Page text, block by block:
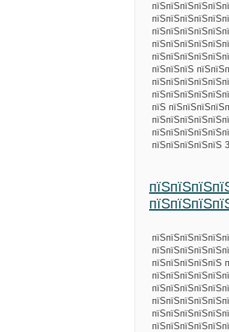
пїЅпїЅпїЅ
пїЅ
пїЅпїЅпїЅпїЅпїЅ
пїЅпїЅпїЅпїЅпїЅ